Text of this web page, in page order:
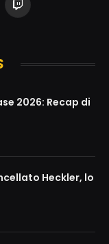
Twitch
2026: Recap di
Heckler, lo